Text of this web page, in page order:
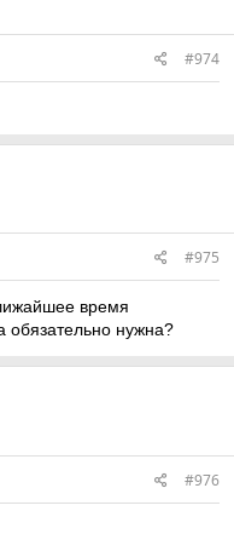
#974
#975
время
обязательно нужна?
#976